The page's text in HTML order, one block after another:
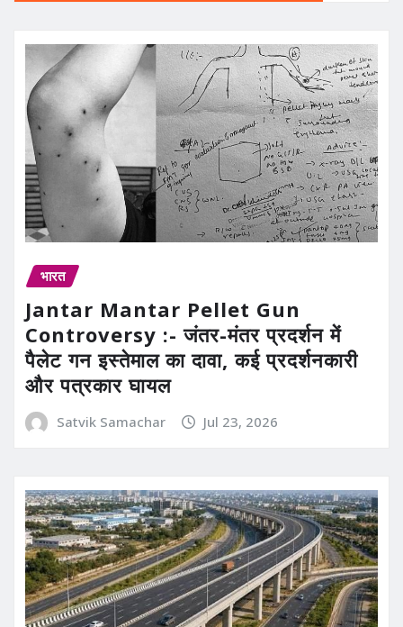
भारत
Jantar Mantar Pellet Gun
Controversy :- जंतर-मंतर प्रदर्शन में
पैलेट गन इस्तेमाल का दावा, कई प्रदर्शनकारी
और पत्रकार घायल
Satvik Samachar Jul 23, 2026